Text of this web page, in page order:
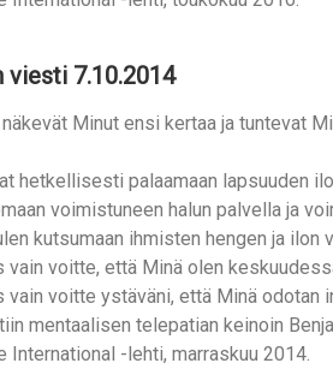
viesti 7.10.2014
Minut ensi kertaa ja tuntevat
hetkellisesti palaamaan lapsuuden
voimistuneen halun palvella ja
kutsumaan ihmisten hengen ja ilon
vain voitte, että Minä olen
vain voitte ystäväni, että Minä odotan
mentaalisen telepatian keinoin
International -lehti, marraskuu 2014.